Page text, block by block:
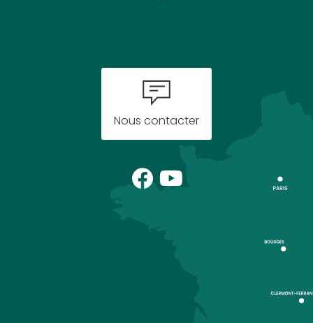
Nous contacter